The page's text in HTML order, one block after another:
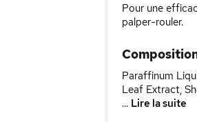
Pour une
palper-rouler.
Paraffinum
Leaf Extract,
... Lire la suite